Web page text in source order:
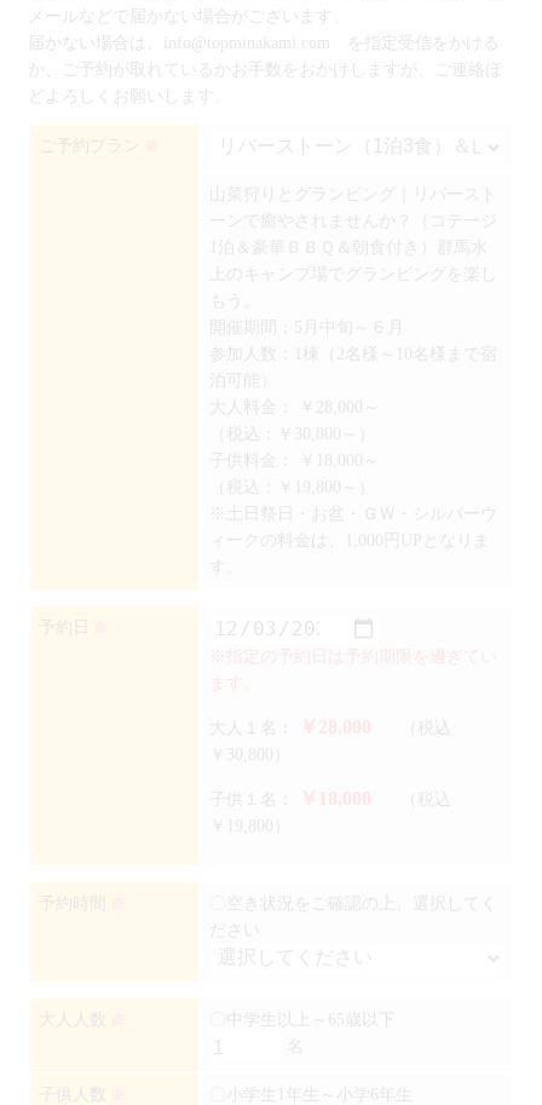
メールなどで届かない場合がございます。
届かない場合は、info@topminakami.com を指定受信をかける
か、ご予約が取れているかお手数をおかけしますが、ご連絡ほ
どよろしくお願いします。
ご予約プラン
山菜狩りとグランピング｜リバースト
ーンで癒やされませんか？（コテージ
1泊＆豪華ＢＢＱ＆朝食付き）群馬水
上のキャンプ場でグランピングを楽し
開催期間：5月中旬～６月
参加人数：1棟（2名様～10名様まで宿
大人料金：
￥28,000～
（税込：￥30,800～）
￥18,000～
（税込：￥19,800～）
※土日祭日・お盆・ＧＷ・シルバーウ
ィークの料金は、1,000円UPとなりま
予約日
※指定の予約日は予約期限を過ぎてい
大人１名： ￥28,000
（税込
￥30,800）
子供１名： ￥18,000
（税込
￥19,800）
予約時間
〇空き状況をご確認の上、選択してく
ださい
大人人数
〇中学生以上～65歳以下
名
子供人数
〇小学生1年生～小学6年生